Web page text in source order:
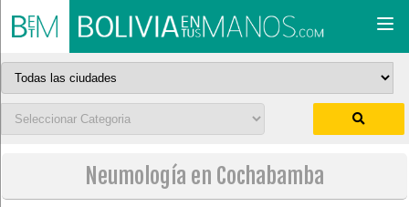
Neumología en Cochabamba